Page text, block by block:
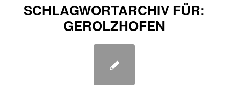
SCHLAGWORTARCHIV FÜR:
GEROLZHOFEN